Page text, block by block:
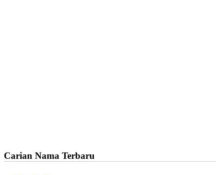
Carian Nama Terbaru